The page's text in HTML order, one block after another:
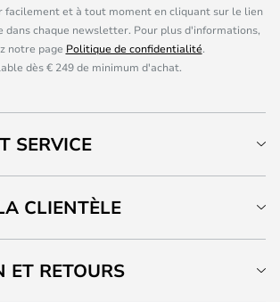
facilement et à tout moment en cliquant sur le lien
dans chaque newsletter. Pour plus d'informations,
notre page Politique de confidentialité.
dès € 249 de minimum d'achat.
SERVICE
CLIENTÈLE
ET RETOURS